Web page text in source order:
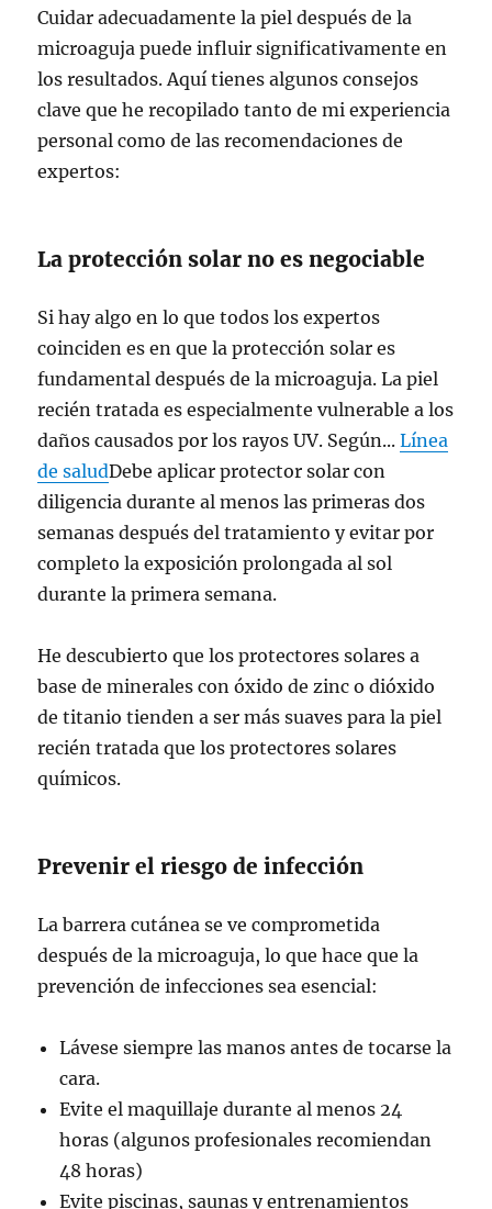
Cuidar adecuadamente la piel después de la
microaguja puede influir significativamente en
los resultados. Aquí tienes algunos consejos
clave que he recopilado tanto de mi experiencia
personal como de las recomendaciones de
expertos:
La protección solar no es negociable
Si hay algo en lo que todos los expertos
coinciden es en que la protección solar es
fundamental después de la microaguja. La piel
recién tratada es especialmente vulnerable a los
daños causados por los rayos UV. Según...Línea
de saludDebe aplicar protector solar con
diligencia durante al menos las primeras dos
semanas después del tratamiento y evitar por
completo la exposición prolongada al sol
durante la primera semana.
He descubierto que los protectores solares a
base de minerales con óxido de zinc o dióxido
de titanio tienden a ser más suaves para la piel
recién tratada que los protectores solares
químicos.
Prevenir el riesgo de infección
La barrera cutánea se ve comprometida
después de la microaguja, lo que hace que la
prevención de infecciones sea esencial:
Lávese siempre las manos antes de tocarse la
cara.
Evite el maquillaje durante al menos 24
horas (algunos profesionales recomiendan
48 horas)
Evite piscinas, saunas y entrenamientos